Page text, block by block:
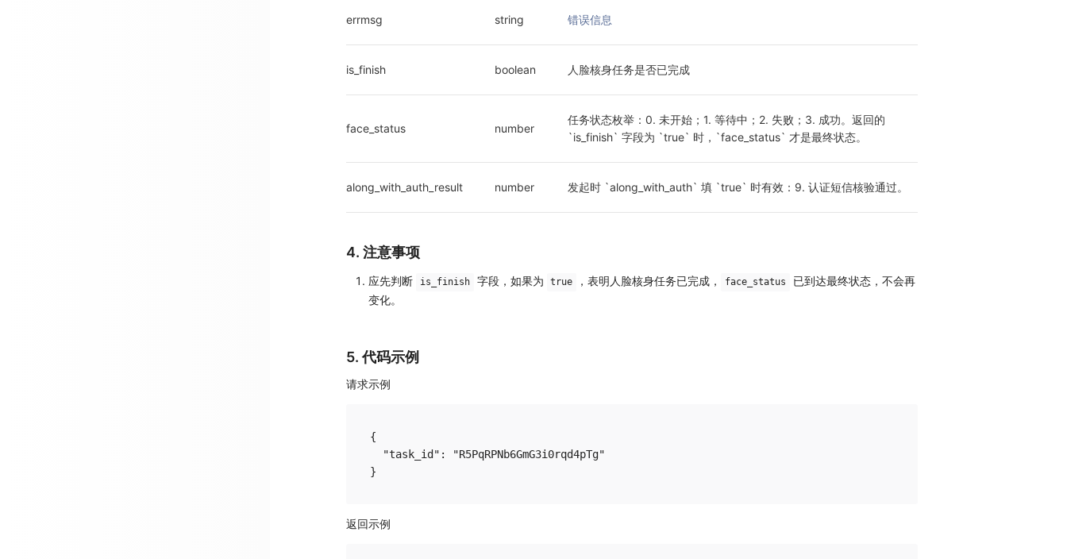
errmsg string 错误信息
is_finish boolean 人脸核身任务是否已完成
face_status number
任务状态枚举：0. 未开始；1. 等待中；2. 失败；3. 成功。返回的
`is_finish` 字段为 `true` 时，`face_status` 才是最终状态。
along_with_auth_result number 发起时 `along_with_auth` 填 `true` 时有效：9. 认证短信核验通过。
4. 注意事项
应先判断 is_finish 字段，如果为 true ，表明人脸核身任务已完成， face_status
已到达最终状态，不会再
变化。
5. 代码示例
请求示例
{
  "task_id": "R5PqRPNb6GmG3i0rqd4pTg"
返回示例